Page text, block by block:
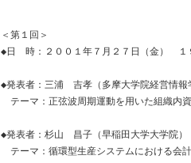
＜第１回＞
◆日　時：２００１年７月２７日（金）　
◆発表者：三浦　吉孝（多摩大学院経営情
テーマ：正弦波周期運動を用いた組織内
◆発表者：杉山　昌子（早稲田大学大学院）
テーマ：循環型生産システムにおける会